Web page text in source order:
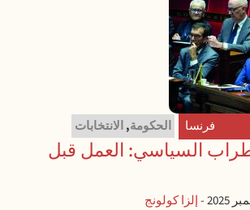
فرنسا الحكومة,الانتخابات
السياسي: العمل قبل
-إلزا كولونج